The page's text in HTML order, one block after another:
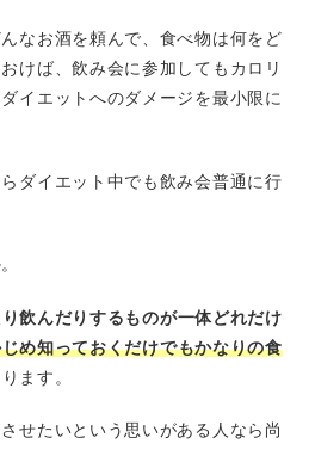
なお酒を頼んで、食べ物は何をど
けば、飲み会に参加してもカロリ
イエットへのダメージを最小限に
ダイエット中でも飲み会普通に行
飲んだりするものが一体どれだけ
め知っておくだけでもかなりの食
ます。
せたいという思いがある人なら尚